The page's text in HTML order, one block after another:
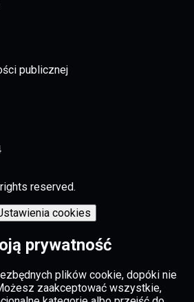
publicznej
reserved.
cookies
prywatność
plików cookie, dopóki nie
zaakceptować wszystkie,